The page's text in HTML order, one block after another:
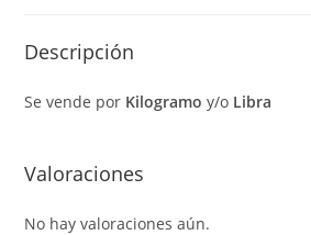
Descripción
Se vende por Kilogramo y/o Libra
Valoraciones
No hay valoraciones aún.